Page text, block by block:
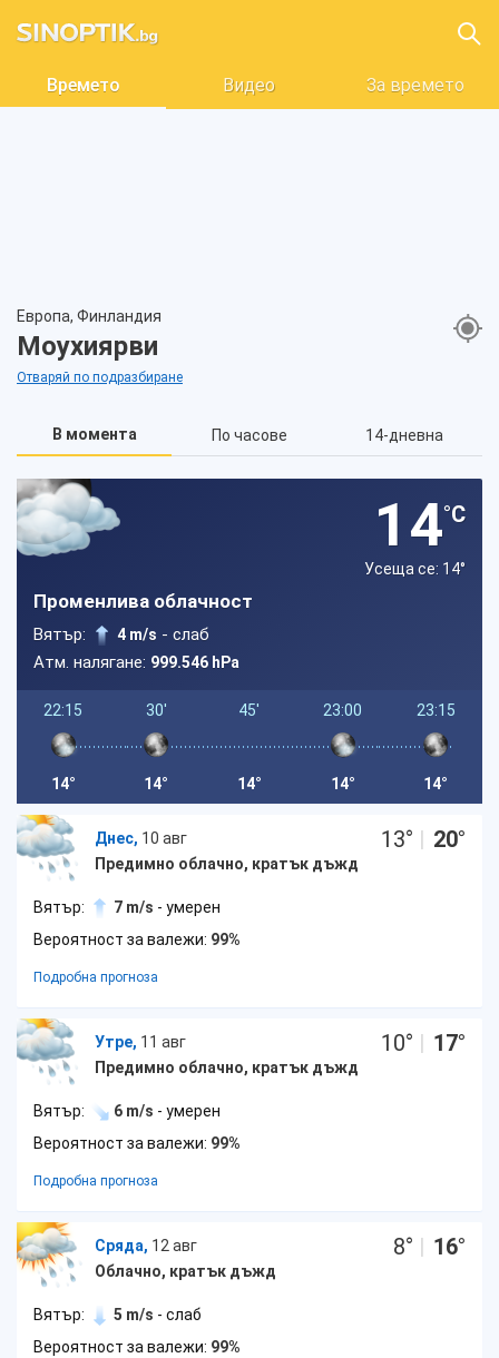
Времето Видео За времето
Европа, Финландия
Моухиярви
Отваряй по подразбиране
В момента По часове 14-дневна
14°C
Усеща се: 14°
Променлива облачност
Вятър: 4 m/s - слаб
Атм. налягане: 999.546 hPa
22:15
14°
30'
14°
45'
14°
23:00
14°
23:15
14°
Днес, 10 авг
Предимно облачно, кратък дъжд
13° | 20°
Вятър: 7 m/s - умерен
Вероятност за валежи: 99%
Подробна прогноза
Утре, 11 авг
Предимно облачно, кратък дъжд
10° | 17°
Вятър: 6 m/s - умерен
Вероятност за валежи: 99%
Подробна прогноза
Сряда, 12 авг
Облачно, кратък дъжд
8° | 16°
Вятър: 5 m/s - слаб
Вероятност за валежи: 99%